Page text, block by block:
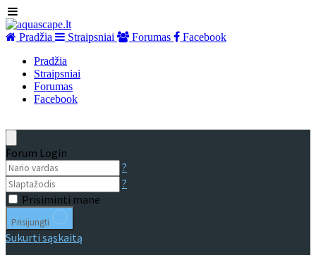
Pradžia Straipsniai Forumas
Facebook
Pradžia
Straipsniai
Forumas
Facebook
Forum Login
?
?
Prisiminti mane
Prisijungti
Sukurti sąskaitą